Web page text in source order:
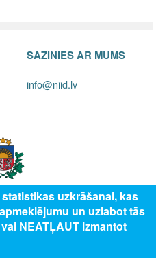
SAZINIES AR MUMS
info@niid.lv
publicētā satura visas tiesības
uzkrāšanai, kas
un uzlabot tās
NEATĻAUT izmantot